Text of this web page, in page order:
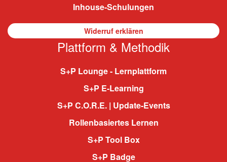
Inhouse-Schulungen
Widerruf erklären
Plattform & Methodik
S+P Lounge - Lernplattform
S+P E-Learning
S+P C.O.R.E. | Update-Events
Rollenbasiertes Lernen
S+P Tool Box
S+P Badge